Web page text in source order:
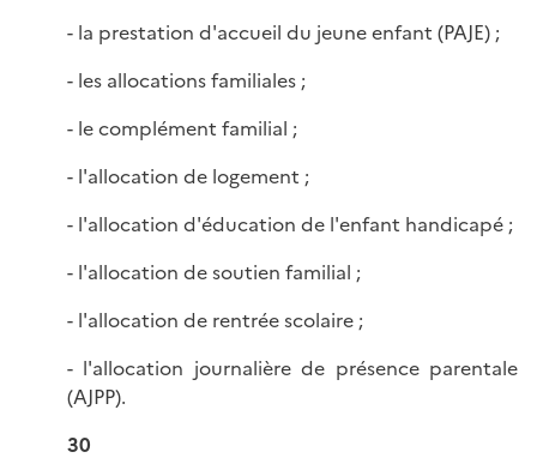
- la prestation d'accueil du jeune enfant (PAJE) ;
- les allocations familiales ;
- le complément familial ;
- l'allocation de logement ;
- l'allocation d'éducation de l'enfant handicapé ;
- l'allocation de soutien familial ;
- l'allocation de rentrée scolaire ;
- l'allocation journalière de présence parentale
(AJPP).
30